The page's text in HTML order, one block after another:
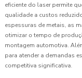
eficiente do laser permite
qualidade a custos
espessuras de metais, as
otimizar o tempo de
montagem automotiva.
para atender a demandas
competitiva significativa.